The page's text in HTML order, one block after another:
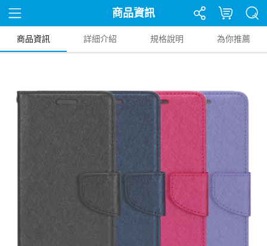
商品資訊
商品資訊 詳細介紹 規格說明 為你推薦